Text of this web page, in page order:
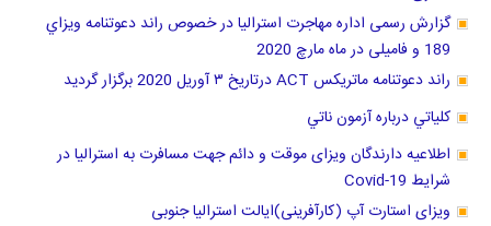
گزارش رسمی اداره مهاجرت استرالیا در خصوص راند دعوتنامه ويزاي
189 و فامیلی در ماه مارچ 2020
راند دعوتنامه ماتریکس ACT درتاریخ ٣ آوریل 2020 برگزار گرديد
كلياتي درباره آزمون ناتي
اطلاعیه دارندگان ویزای موقت و دائم جهت مسافرت به استرالیا در
شرایط Covid-19
ویزای استارت آپ (کارآفرینی)ایالت استرالیا جنوبی